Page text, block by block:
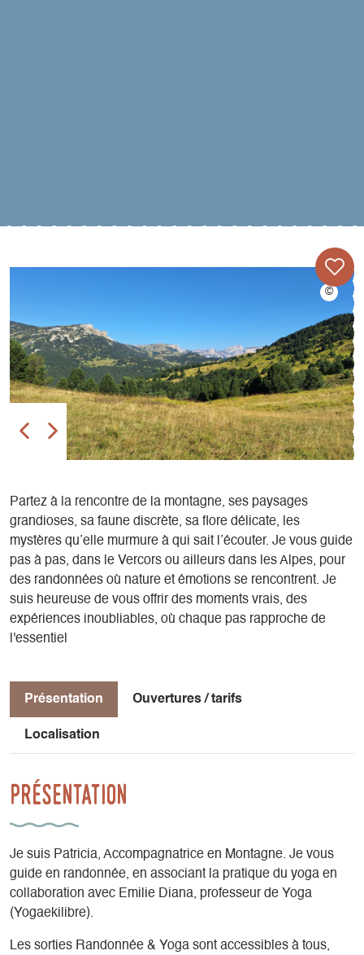
Partez à la rencontre de la montagne, ses paysages
grandioses, sa faune discrète, sa flore délicate, les
mystères qu’elle murmure à qui sait l’écouter. Je vous guide
pas à pas, dans le Vercors ou ailleurs dans les Alpes, pour
des randonnées où nature et émotions se rencontrent. ​Je
suis heureuse de vous offrir des moments vrais, des
expériences inoubliables, où chaque pas rapproche de
l'essentiel
Présentation Ouvertures / tarifs
Localisation
Présentation
Je suis Patricia, Accompagnatrice en Montagne. Je vous
guide en randonnée, en associant la pratique du yoga en
collaboration avec Emilie Diana, professeur de Yoga
(Yogaekilibre).
Les sorties Randonnée & Yoga sont accessibles à tous,